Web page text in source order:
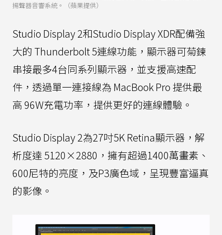
揚聲器音響系統。（蘋果提供）
Studio Display 2和Studio Display XDR配備強
大的 Thunderbolt 5連線功能，顯示器可菊鍊
串接最多4台同系列顯示器，並支援高速配
件，透過單一連接線為 MacBook Pro 提供最
高 96W充電功率，提供更好的連線體驗。
Studio Display 2為27吋5K Retina顯示器，解
析度達 5120×2880，擁有超過1400萬畫素、
600尼特的亮度，及P3廣色域，呈現豐富逼真
的影像。